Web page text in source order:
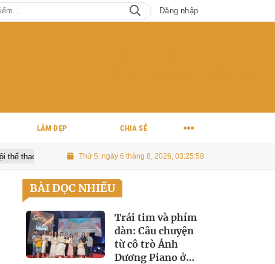
Đăng nhập
LÀM ĐẸP CHIA SẺ
Dương Ngọc Thái – Triệu Ái Vy kỷ niệm 14 năm hôn nhân bằng MV
Thứ 5, ngày 6 tháng 8, 2026, 03:26:00
BÀI ĐỌC NHIỀU
Trái tim và phím
đàn: Câu chuyện
từ cô trò Ánh
Dương Piano ở